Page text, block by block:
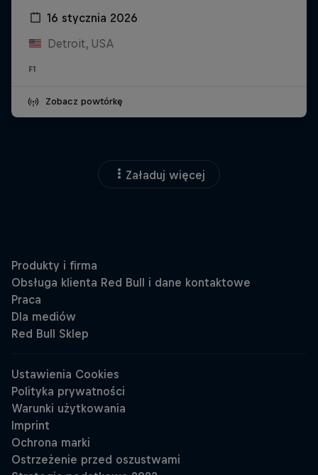
16 stycznia 2026
Detroit, USA
F1
Zobacz powtórkę
Załaduj więcej